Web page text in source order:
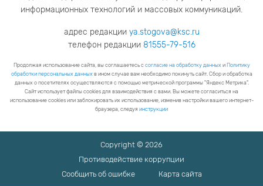
информационных технологий и массовых коммуникаций.
адрес редакции ya.stogova@ksc.ru
телефон редакции 81555-79-516
Продолжая использование сайта, вы соглашаетесь с согласие на обработку данныхи Политику
обработки персональных данныхв ином случае вам необходимо покинуть сайт. Сбор и обработка
данных о посетителях осуществляются с помощью метрической программы "Яндекс Метрика".
Сайт использует файлы cookies для взаимодействия с вами. Вы можете согласиться на
использование cookies или заблокировать их использование, изменив настройки вашего интернет-
браузера, следуя инструкции
Copyright © 2026
Противодействие коррупции
Сообщить об ошибке
Карта сайта